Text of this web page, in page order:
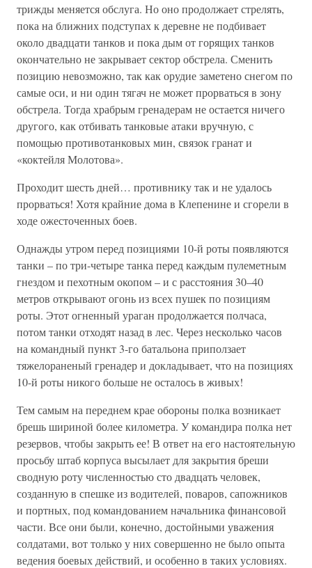
трижды меняется обслуга. Но оно продолжает стрелять,
пока на ближних подступах к деревне не подбивает
около двадцати танков и пока дым от горящих танков
окончательно не закрывает сектор обстрела. Сменить
позицию невозможно, так как орудие заметено снегом по
самые оси, и ни один тягач не может прорваться в зону
обстрела. Тогда храбрым гренадерам не остается ничего
другого, как отбивать танковые атаки вручную, с
помощью противотанковых мин, связок гранат и
«коктейля Молотова».
Проходит шесть дней… противнику так и не удалось
прорваться! Хотя крайние дома в Клепенине и сгорели в
ходе ожесточенных боев.
Однажды утром перед позициями 10-й роты появляются
танки – по три-четыре танка перед каждым пулеметным
гнездом и пехотным окопом – и с расстояния 30–40
метров открывают огонь из всех пушек по позициям
роты. Этот огненный ураган продолжается полчаса,
потом танки отходят назад в лес. Через несколько часов
на командный пункт 3-го батальона приползает
тяжелораненый гренадер и докладывает, что на позициях
10-й роты никого больше не осталось в живых!
Тем самым на переднем крае обороны полка возникает
брешь шириной более километра. У командира полка нет
резервов, чтобы закрыть ее! В ответ на его настоятельную
просьбу штаб корпуса высылает для закрытия бреши
сводную роту численностью сто двадцать человек,
созданную в спешке из водителей, поваров, сапожников
и портных, под командованием начальника финансовой
части. Все они были, конечно, достойными уважения
солдатами, вот только у них совершенно не было опыта
ведения боевых действий, и особенно в таких условиях.